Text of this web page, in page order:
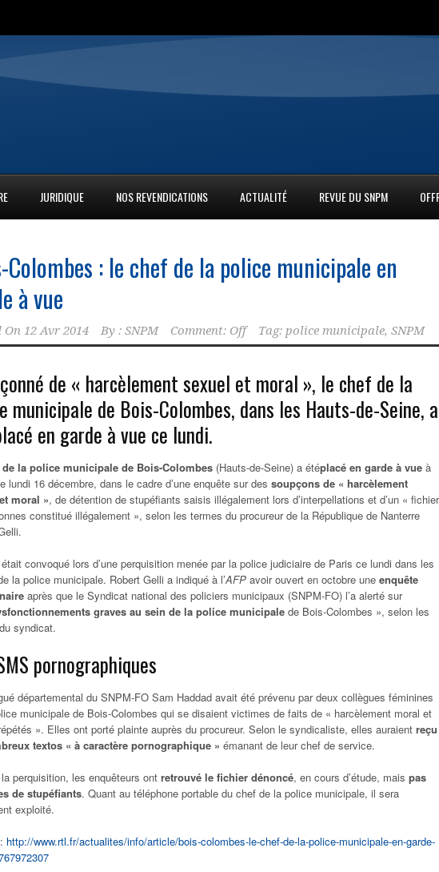
JURIDIQUE NOS REVENDICATIONS ACTUALITÉ REVUE DU SNPM
Colombes : le chef de la police municipale en
à vue
On 12 Avr 2014 By : SNPM Comment: Off Tag: police municipale, SNPM
de « harcèlement sexuel et moral », le chef de la
municipale de Bois-Colombes, dans les Hauts-de-Seine, a
en garde à vue ce lundi.
de la police municipale de Bois-Colombes (Hauts-de-Seine) a étéplacé en garde à vue à
lundi 16 décembre, dans le cadre d’une enquête sur des soupçons de « harcèlement
moral », de détention de stupéfiants saisis illégalement lors d’interpellations et d’un « fichier
constitué illégalement », selon les termes du procureur de la République de Nanterre
convoqué lors d’une perquisition menée par la police judiciaire de Paris ce lundi dans les
la police municipale. Robert Gelli a indiqué à l’AFP avoir ouvert en octobre une enquête
après que le Syndicat national des policiers municipaux (SNPM-FO) l’a alerté sur
graves au sein de la police municipale de Bois-Colombes », selon les
syndicat.
pornographiques
départemental du SNPM-FO Sam Haddad avait été prévenu par deux collègues féminines
municipale de Bois-Colombes qui se disaient victimes de faits de « harcèlement moral et
». Elles ont porté plainte auprès du procureur. Selon le syndicaliste, elles auraient reçu
textos « à caractère pornographique » émanant de leur chef de service.
perquisition, les enquêteurs ont retrouvé le fichier dénoncé, en cours d’étude, mais pas
de stupéfiants. Quant au téléphone portable du chef de la police municipale, il sera
exploité.
http://www.rtl.fr/actualites/info/article/bois-colombes-le-chef-de-la-police-municipale-en-garde-